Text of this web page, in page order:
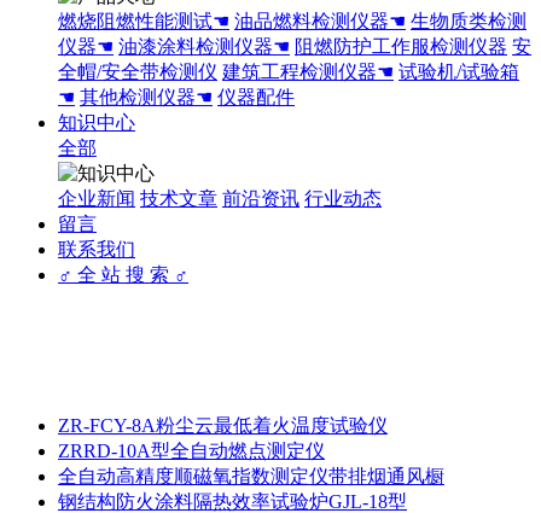
燃烧阻燃性能测试☚ 油品燃料检测仪器☚ 生物质类检测
仪器☚ 油漆涂料检测仪器☚ 阻燃防护工作服检测仪器 安
全帽/安全带检测仪 建筑工程检测仪器☚ 试验机/试验箱
☚ 其他检测仪器☚ 仪器配件
知识中心
全部
企业新闻 技术文章 前沿资讯 行业动态
留言
联系我们
♂ 全 站 搜 索 ♂
ZR-FCY-8A粉尘云最低着火温度试验仪
ZRRD-10A型全自动燃点测定仪
全自动高精度顺磁氧指数测定仪带排烟通风橱
钢结构防火涂料隔热效率试验炉GJL-18型